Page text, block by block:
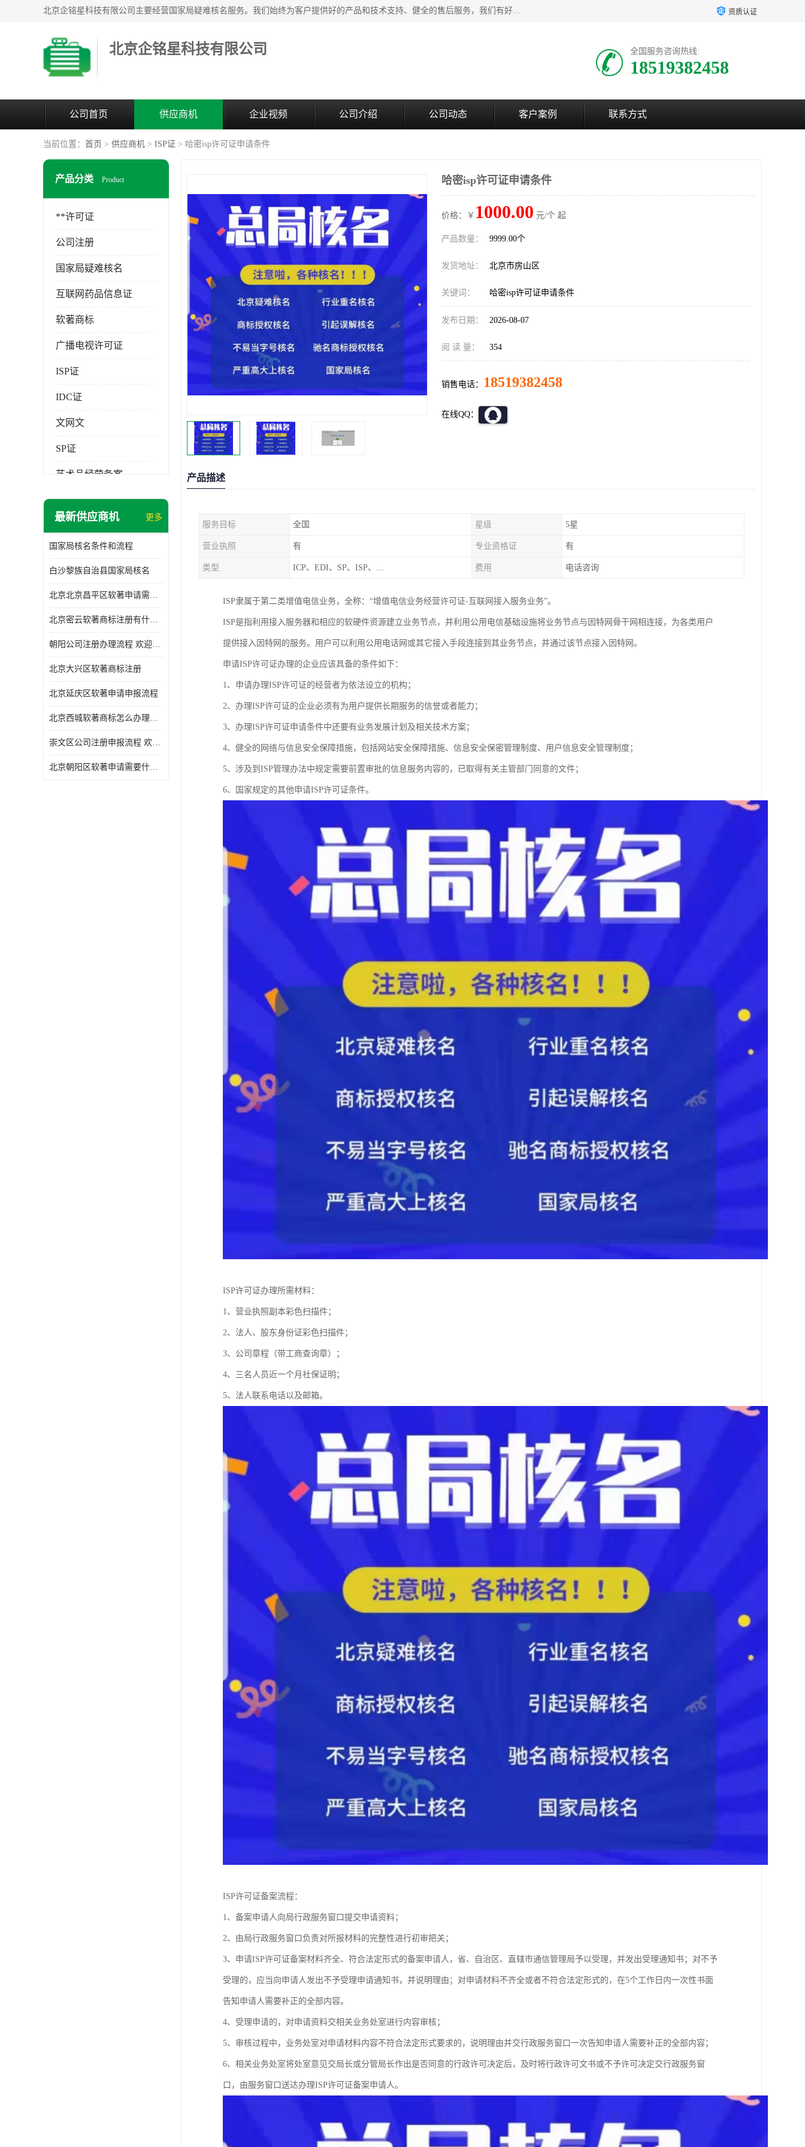
北京企铭星科技有限公司主要经营国家局疑难核名服务。我们始终为客户提供好的产品和技术支持、健全的售后服务，我们有好的产品和专业的销售和技术团队，我公司属于北京企业管理及投资咨询黄页行业，如果您对我公司的产品服务有兴趣，期待您在线留言或者来电咨询。 资质认证
北京企铭星科技有限公司 全国服务咨询热线:
18519382458
公司首页 供应商机 企业视频 公司介绍 公司动态 客户案例 联系方式
当前位置： 首页 > 供应商机 > ISP证 > 哈密isp许可证申请条件
产品分类 Product
**许可证
公司注册
国家局疑难核名
互联网药品信息证
软著商标
广播电视许可证
ISP证
IDC证
文网文
SP证
艺术品经营备案
最新供应商机 更多
国家局核名条件和流程
白沙黎族自治县国家局核名
北京北京昌平区软著申请需要什么条件 软件著作权 欢迎电话咨询
北京密云软著商标注册有什么要求 软件著作权 欢迎电话咨询
朝阳公司注册办理流程 欢迎电话咨询
北京大兴区软著商标注册
北京延庆区软著申请申报流程
北京西城软著商标怎么办理流程 欢迎电话咨询
崇文区公司注册申报流程 欢迎电话咨询
北京朝阳区软著申请需要什么条件 欢迎电话咨询
哈密isp许可证申请条件
价格：￥ 1000.00 元/个 起
产品数量： 9999.00个
发货地址： 北京市房山区
关键词： 哈密isp许可证申请条件
发布日期： 2026-08-07
阅 读 量： 354
销售电话： 18519382458
在线QQ：
产品描述
服务目标 全国 星级 5星
营业执照 有 专业资格证 有
类型 ICP、EDI、SP、ISP、... 费用 电话咨询
ISP隶属于第二类增值电信业务，全称：“增值电信业务经营许可证-互联网接入服务业务”。
ISP是指利用接入服务器和相应的软硬件资源建立业务节点，并利用公用电信基础设施将业务节点与因特网骨干网相连接，为各类用户
提供接入因特网的服务。用户可以利用公用电话网或其它接入手段连接到其业务节点，并通过该节点接入因特网。
申请ISP许可证办理的企业应该具备的条件如下：
1、申请办理ISP许可证的经营者为依法设立的机构；
2、办理ISP许可证的企业必须有为用户提供长期服务的信誉或者能力；
3、办理ISP许可证申请条件中还要有业务发展计划及相关技术方案；
4、健全的网络与信息安全保障措施，包括网站安全保障措施、信息安全保密管理制度、用户信息安全管理制度；
5、涉及到ISP管理办法中规定需要前置审批的信息服务内容的，已取得有关主管部门同意的文件；
6、国家规定的其他申请ISP许可证条件。
ISP许可证办理所需材料：
1、营业执照副本彩色扫描件；
2、法人、股东身份证彩色扫描件；
3、公司章程（带工商查询章）；
4、三名人员近一个月社保证明；
5、法人联系电话以及邮箱。
ISP许可证备案流程：
1、备案申请人向局行政服务窗口提交申请资料；
2、由局行政服务窗口负责对所报材料的完整性进行初审把关；
3、申请ISP许可证备案材料齐全、符合法定形式的备案申请人，省、自治区、直辖市通信管理局予以受理，并发出受理通知书；对不予
受理的，应当向申请人发出不予受理申请通知书，并说明理由；对申请材料不齐全或者不符合法定形式的，在5个工作日内一次性书面
告知申请人需要补正的全部内容。
4、受理申请的，对申请资料交相关业务处室进行内容审核；
5、审核过程中，业务处室对申请材料内容不符合法定形式要求的，说明理由并交行政服务窗口一次告知申请人需要补正的全部内容；
6、相关业务处室将处室意见交局长或分管局长作出是否同意的行政许可决定后，及时将行政许可文书或不予许可决定交行政服务窗
口，由服务窗口送达办理ISP许可证备案申请人。